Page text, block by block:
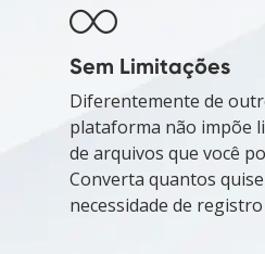
Sem Limitações
Diferentemente de
plataforma não impõe
de arquivos que você
Converta quantos
necessidade de